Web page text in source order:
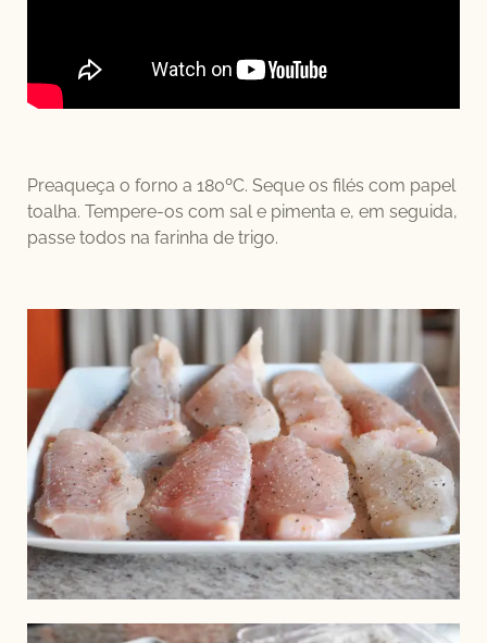
Preaqueça o forno a 180ºC. Seque os filés com papel
toalha. Tempere-os com sal e pimenta e, em seguida,
passe todos na farinha de trigo.